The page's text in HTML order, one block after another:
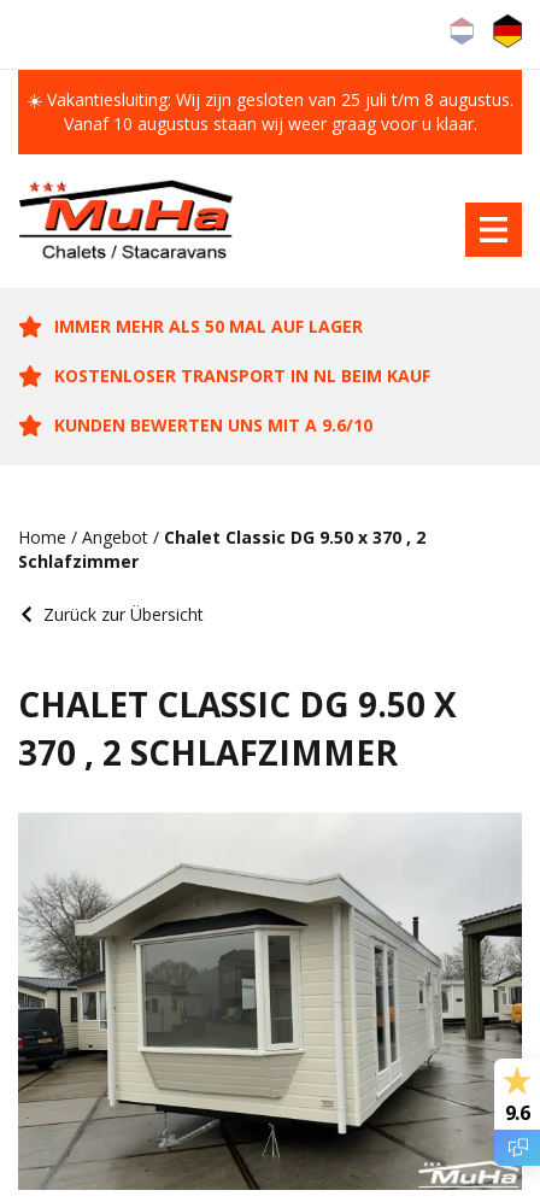
☀️ Vakantiesluiting: Wij zijn gesloten van 25 juli t/m 8 augustus.
Vanaf 10 augustus staan wij weer graag voor u klaar.
IMMER MEHR ALS 50 MAL AUF LAGER
KOSTENLOSER TRANSPORT IN NL BEIM KAUF
KUNDEN BEWERTEN UNS MIT A 9.6/10
Home / Angebot / Chalet Classic DG 9.50 x 370 , 2
Schlafzimmer
Zurück zur Übersicht
CHALET CLASSIC DG 9.50 X
370 , 2 SCHLAFZIMMER
9.6